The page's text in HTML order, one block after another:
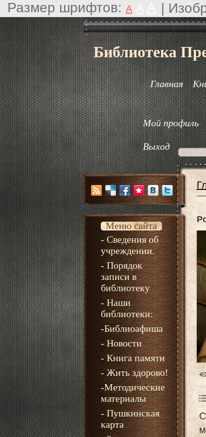
Размер шрифтов: A |
Библиотека
Главная
Мой профиль
Выход
Меню сайта
- Сведения об
учреждении.
- Порядок
записи в
библиотеку
- Наши
библиотеки:
-Библиоафиша
- Новости
- Книга памяти
- Жить здорово!
-Методические
материалы
- Пушкинская
карта